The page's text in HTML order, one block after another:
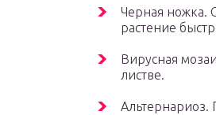
Черная ножка.
растение
Вирусная
листве.
Альтернариоз.